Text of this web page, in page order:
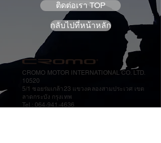
ติดต่อเรา TOP
กลับไปที่หน้าหลัก
CROMO MOTOR INTERNATIONAL CO. LTD.
10520
5/1 ซอยร่มเกล้า23 แขวงคลองสามประเวศ เขต
ลาดกระบัง กรุงเทพ
Tel : 064-941-4636